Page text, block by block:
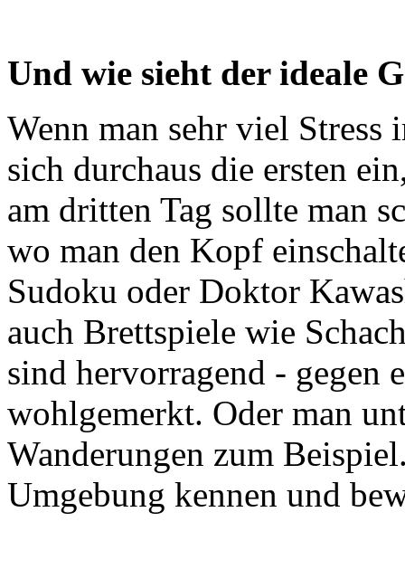
Und wie sieht der ideale
Wenn man sehr viel Stress
sich durchaus die ersten
am dritten Tag sollte man
wo man den Kopf
Sudoku oder Doktor
auch Brettspiele wie
sind hervorragend - gegen
wohlgemerkt. Oder man
Wanderungen zum
Umgebung kennen und